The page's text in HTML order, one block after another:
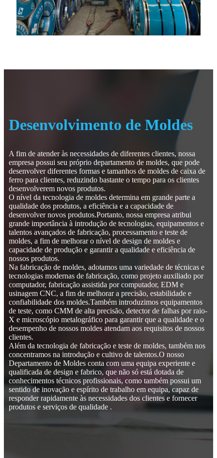
Desenvolvimento de Moldes
A fim de atender às necessidades de diferentes clientes, nossa
empresa possui seu próprio departamento de moldes, que pode
desenvolver diferentes formas e tamanhos de moldes de caixa de
ferro para clientes, reduzindo bastante o tempo para os clientes
desenvolverem novos produtos.
O nível da tecnologia de moldes determina em grande parte a
qualidade dos produtos, a eficiência e a capacidade de
desenvolver novos produtos.Portanto, nossa empresa atribui
grande importância à introdução de tecnologias, equipamentos e
talentos avançados de fabricação, processamento e teste de
moldes, a fim de melhorar o nível de design de moldes e
capacidade de produção e garantir a qualidade e eficiência de
nossos produtos.
Na fabricação de moldes, adotamos uma variedade de técnicas e
tecnologias modernas de fabricação, como projeto auxiliado por
computador, fabricação assistida por computador, EDM e
usinagem CNC, a fim de melhorar a precisão, estabilidade e
confiabilidade dos moldes.Também introduzimos equipamentos
de teste, como CMM de alta precisão, detector de falhas por raio-
X e microscópio metalográfico para garantir que a qualidade e o
desempenho de nossos moldes atendam aos requisitos de nossos
clientes.
Além da tecnologia de fabricação e teste de moldes, também nos
concentramos na introdução e cultivo de talentos.O nosso
Departamento de Moldes conta com uma equipa experiente e
qualificada de design e fabrico, que não só está dotada de
conhecimentos técnicos profissionais, como também possui um
sentido de inovação e espírito de trabalho em equipa, capaz de
responder rapidamente às necessidades dos clientes e fornecer
produtos e serviços de qualidade .